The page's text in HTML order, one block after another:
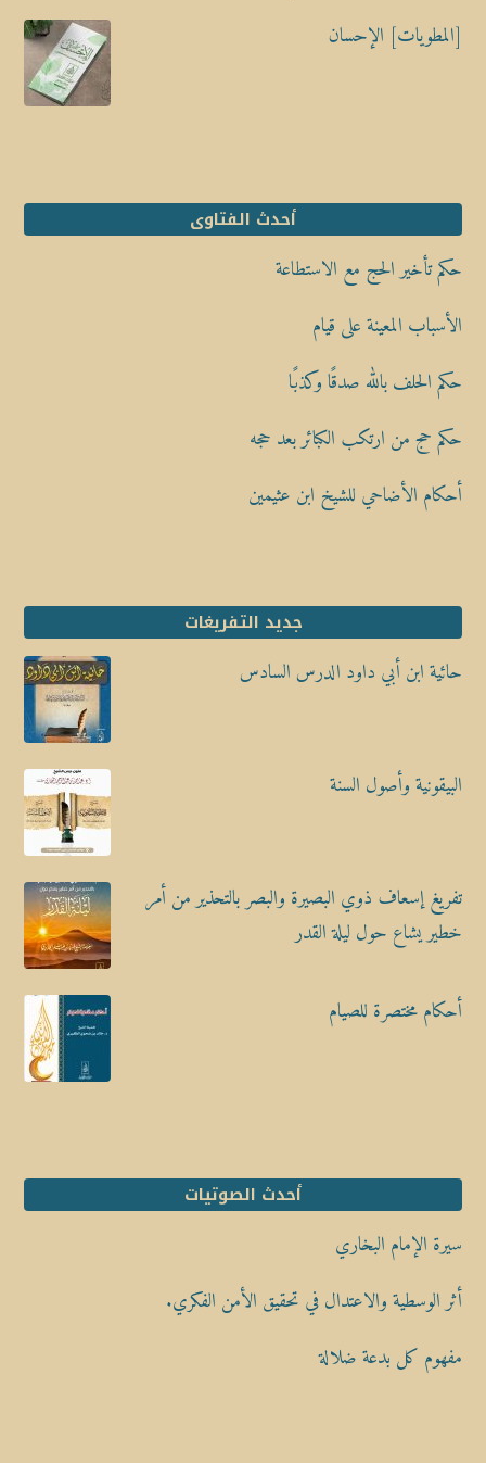
[المطويات] الإحسان
أحدث الفتاوى
حكم تأخير الحج مع الاستطاعة
الأسباب المعينة على قيام
حكم الحلف بالله صدقًا وكذبًا
حكم حج من ارتكب الكبائر بعد حجه
أحكام الأضاحي للشيخ ابن عثيمين
جديد التفريغات
حائية ابن أبي داود الدرس السادس
البيقونية وأصول السنة
تفريغ إسعاف ذوي البصيرة والبصر بالتحذير من أمر
خطير يشاع حول ليلة القدر
أحكام مختصرة للصيام
أحدث الصوتيات
سيرة الإمام البخاري
أثر الوسطية والاعتدال في تحقيق الأمن الفكري.
مفهوم كل بدعة ضلالة